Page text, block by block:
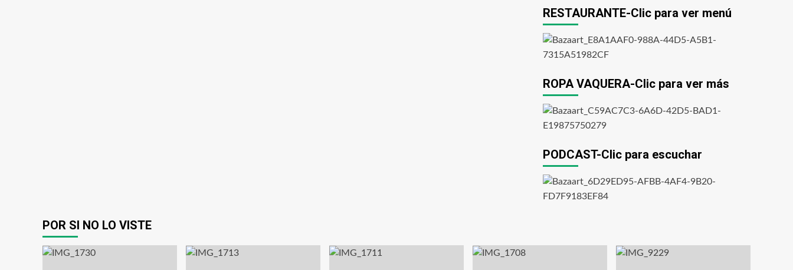
RESTAURANTE-Clic para ver menú
ROPA VAQUERA-Clic para ver más
PODCAST-Clic para escuchar
POR SI NO LO VISTE